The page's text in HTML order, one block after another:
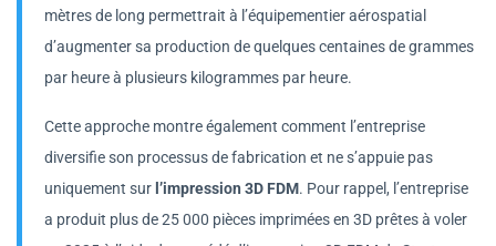
mètres de long permettrait à l’équipementier aérospatial
d’augmenter sa production de quelques centaines de grammes
par heure à plusieurs kilogrammes par heure.
Cette approche montre également comment l’entreprise
diversifie son processus de fabrication et ne s’appuie pas
uniquement sur l’impression 3D FDM. Pour rappel, l’entreprise
a produit plus de 25 000 pièces imprimées en 3D prêtes à voler